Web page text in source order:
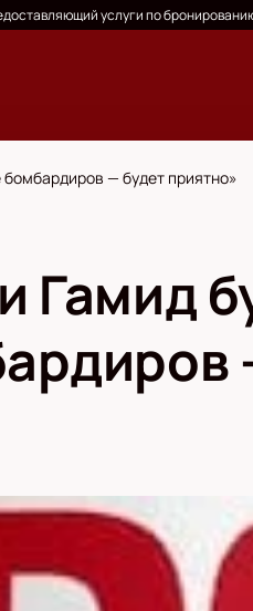
услуги по
— будет приятно»
Гамид